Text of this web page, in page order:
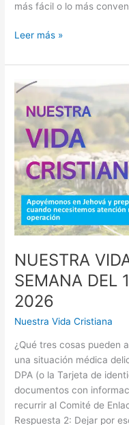
más fácil o lo más
NUESTRA
CRISTIANA
LA
SEMANA
DEL
DE
ENERO
AL
FEBRERO
Leer más »
NUESTRA
SEMANA DEL
2026
Nuestra Vida Cristiana
¿Qué tres cosas pueden
una situación médica
DPA (o la Tarjeta de
documentos con
recurrir al Comité de
Respuesta 2: Dejar por